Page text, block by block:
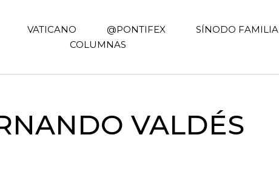
VATICANO @PONTIFEX
SÍNODO FAMILIA
COLUMNAS
VALDÉS